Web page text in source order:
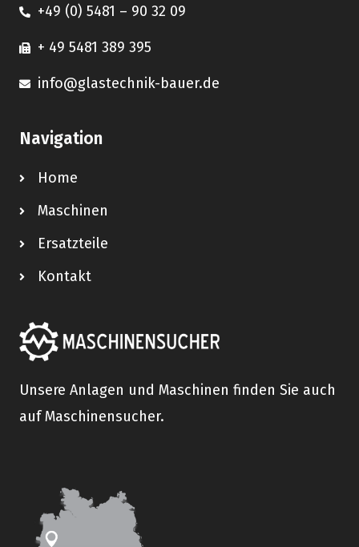
+49 (0) 5481 – 90 32 09
+ 49 5481 389 395
info@glastechnik-bauer.de
Navigation
Home
Maschinen
Ersatzteile
Kontakt
Unsere Anlagen und Maschinen finden Sie auch
auf Maschinensucher.